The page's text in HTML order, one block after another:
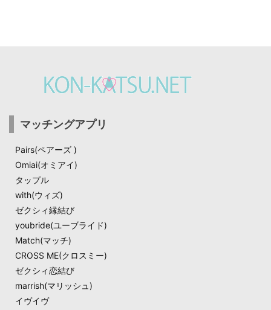
マッチングアプリ
Pairs(ペアーズ )
Omiai(オミアイ)
タップル
with(ウィズ)
ゼクシィ縁結び
youbride(ユーブライド)
Match(マッチ)​
CROSS ME(クロスミー)
ゼクシィ恋結び​
marrish(マリッシュ)
イヴイヴ